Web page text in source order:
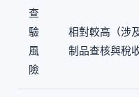
查
驗
風
險
相對較高（涉
制品查核與稅收